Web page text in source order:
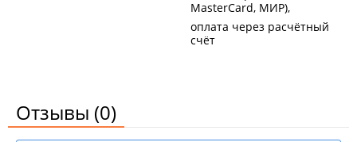
MasterCard, МИР)
оплата через расчётный
счёт
Отзывы (0)